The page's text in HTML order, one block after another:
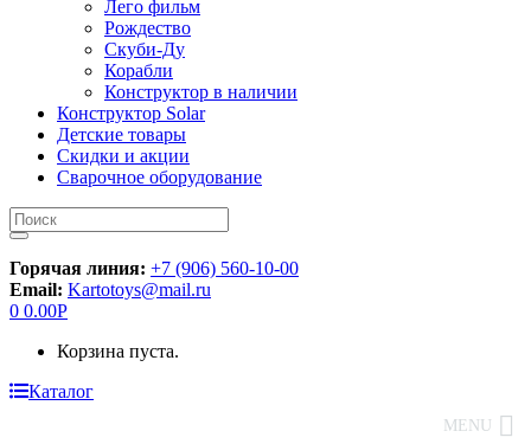
Лего фильм
Рождество
Скуби-Ду
Корабли
Конструктор в наличии
Конструктор Solar
Детские товары
Скидки и акции
Сварочное оборудование
Искать:
Горячая линия: +7 (906) 560-10-00
Email: Kartotoys@mail.ru
0 0.00Р
Корзина пуста.
Каталог
MENU